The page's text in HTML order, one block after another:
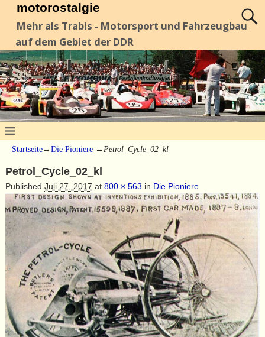
motorostalgie
Mehr als Trabis - Motorsport und Fahrzeugbau
auf dem Gebiet der DDR
Startseite→ Die Pioniere → Petrol_Cycle_02_kl
Petrol_Cycle_02_kl
Published Juli 27, 2017 at 800 × 563 in Die Pioniere